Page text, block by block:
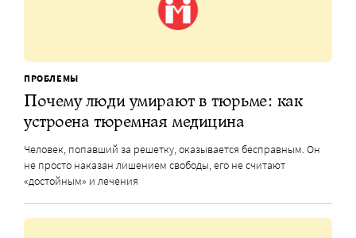
ПРОБЛЕМЫ
Почему люди умирают в тюрьме: как
устроена тюремная медицина
Человек, попавший за решетку, оказывается бесправным. Он
не просто наказан лишением свободы, его не считают
«достойным» и лечения